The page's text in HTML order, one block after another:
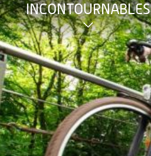
INCONTOURNABLES